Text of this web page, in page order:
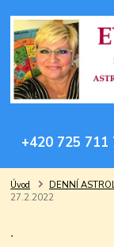
+420 725 711
Úvod DENNÍ
27.2.2022
.